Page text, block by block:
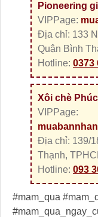
Pioneering
VIPPage:
Địa chỉ: 133
Quận Bình
Hotline: 0373
Xôi chè
VIPPage:
Địa chỉ: 139/
Thạnh,
Hotline: 093
#mam_qua